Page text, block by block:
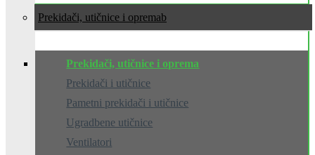
Prekidači, utičnice i oprema
Prekidači, utičnice i oprema
Prekidači i utičnice
Pametni prekidači i utičnice
Ugradbene utičnice
Ventilatori